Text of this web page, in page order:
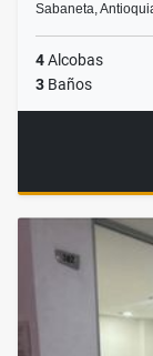
Sabaneta,
4Alcobas
3 Baños